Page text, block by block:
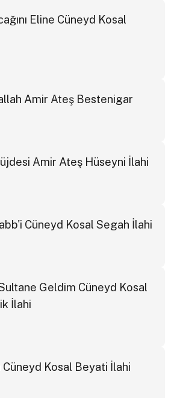
Eline Cüneyd Kosal
Amir Ateş Bestenigar
Amir Ateş Hüseyni İlahi
Cüneyd Kosal Segah İlahi
Geldim Cüneyd Kosal
İlahi
Kosal Beyati İlahi